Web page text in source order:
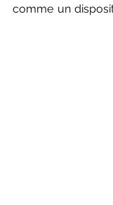
comme un